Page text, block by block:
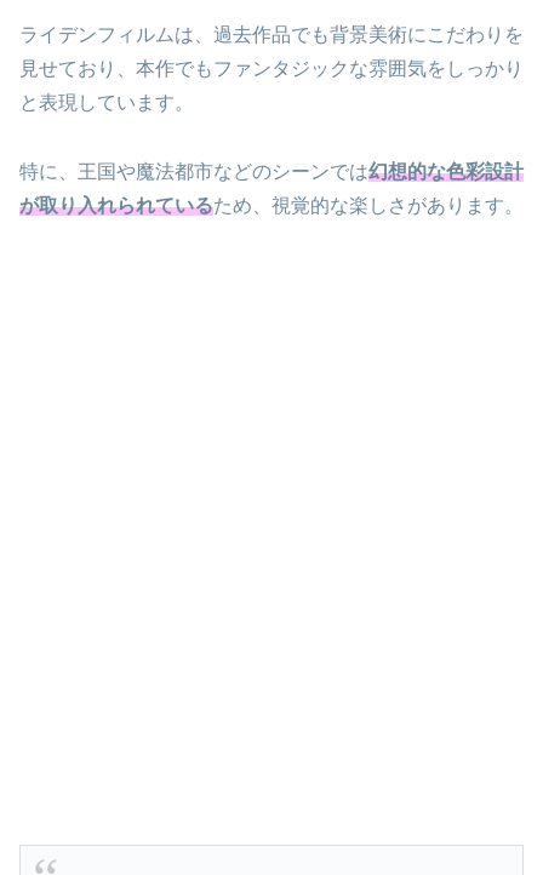
ライデンフィルムは、過去作品でも背景美術にこだわりを
見せており、本作でもファンタジックな雰囲気をしっかり
と表現しています。
特に、王国や魔法都市などのシーンでは幻想的な色彩設計
が取り入れられているため、視覚的な楽しさがあります。